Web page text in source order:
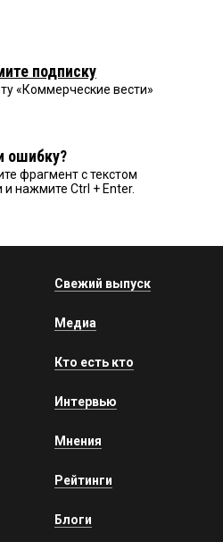
подписку
«Коммерческие вести»
ошибку?
фрагмент с текстом
и нажмите Ctrl + Enter.
Свежий выпуск
Медиа
Кто есть кто
Интервью
Мнения
Рейтинги
Блоги